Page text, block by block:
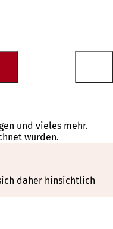
und vieles mehr.
wurden.
daher hinsichtlich